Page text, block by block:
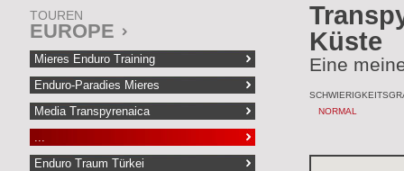
TOUREN
EUROPE
Mieres Enduro Training
Enduro-Paradies Mieres
Media Transpyrenaica
...
Enduro Traum Türkei
Küste
Eine
NORMAL